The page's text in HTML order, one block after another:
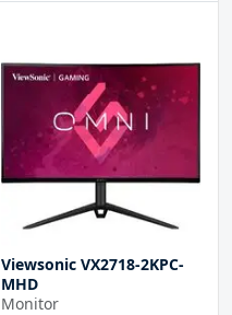
Viewsonic VX2718-2KPC-
MHD
Monitor